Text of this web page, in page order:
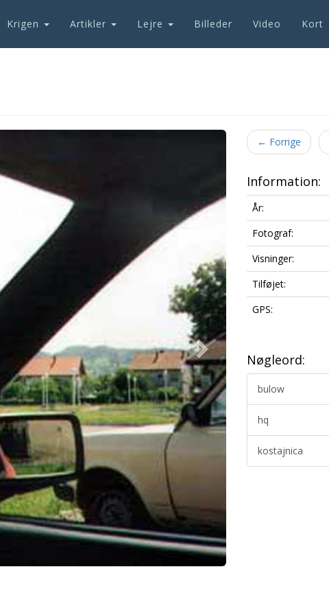
Krigen Artikler Lejre Billeder Video Kort
← Forrige
Information:
År:
Fotograf:
Visninger:
Tilføjet:
GPS:
Nøgleord:
bulow
hq
kostajnica